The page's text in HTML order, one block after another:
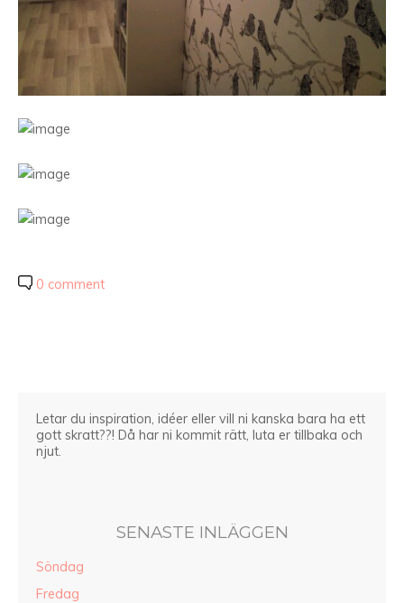
0 comment
Letar du inspiration, idéer eller vill ni kanska bara ha ett
gott skratt??! Då har ni kommit rätt, luta er tillbaka och
njut.
SENASTE INLÄGGEN
Söndag
Fredag